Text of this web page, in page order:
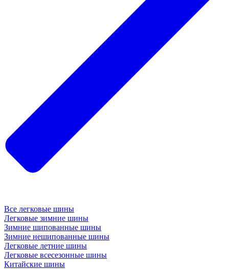
Все легковые шины
Легковые зимние шины
Зимние шипованные шины
Зимние нешипованные шины
Легковые летние шины
Легковые всесезонные шины
Китайские шины